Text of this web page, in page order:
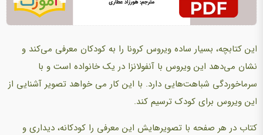
این کتابچه، بسیار ساده ویروس کرونا را به کودکان معرفی می‌کند و
نشان می‌دهد این ویروس با آنفولانزا در یک خانواده است و با
سرماخوردگی شباهت‌هایی دارد. با این کار می خواهد تصویر آشنایی از
این ویروس برای کودک ترسیم ‌کند.
کتاب در هر صفحه با تصویرهایش این معرفی را کودکانه، دیداری و